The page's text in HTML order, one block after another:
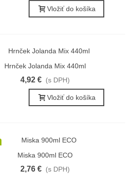
Vložiť do košíka
Rýchly náhľad
Hrnček Jolanda Mix 440ml
4,92 € (s DPH)
Vložiť do košíka
Rýchly náhľad
Miska 900ml ECO
2,76 € (s DPH)